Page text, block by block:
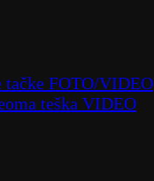
tačke FOTO/VIDEO
teška VIDEO